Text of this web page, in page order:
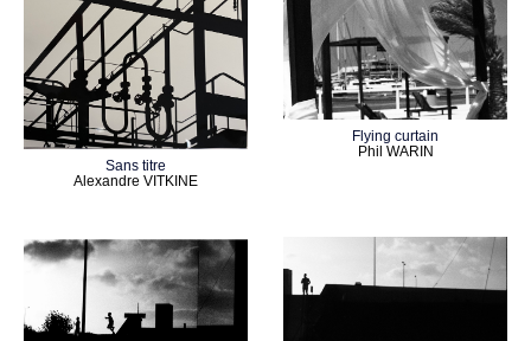
Sans titre
Alexandre VITKINE
Flying curtain
Phil WARIN